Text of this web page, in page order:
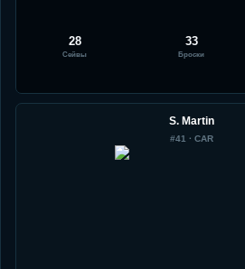
28
Сейвы
33
Броски
S. Martin
#41 · CAR